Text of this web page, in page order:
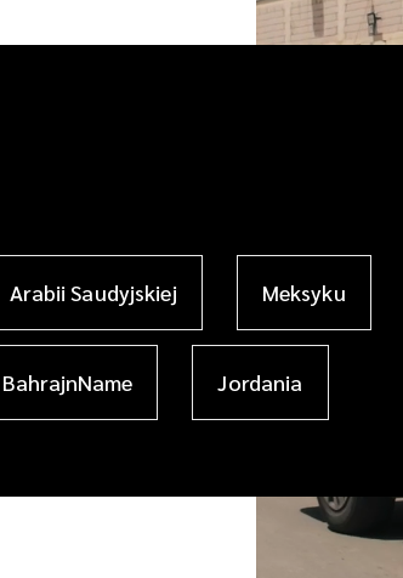
Arabii Saudyjskiej Meksyku
BahrajnName Jordania